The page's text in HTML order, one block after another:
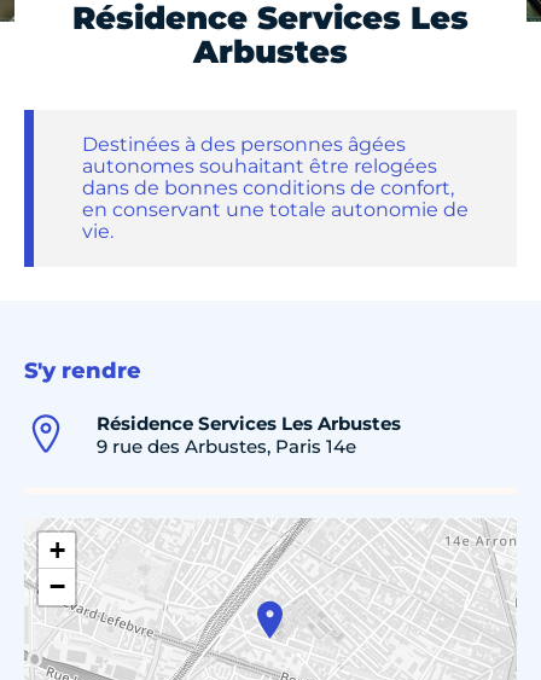
Résidence Services Les
Arbustes
Destinées à des personnes âgées
autonomes souhaitant être relogées
dans de bonnes conditions de confort,
en conservant une totale autonomie de
vie.
S'y rendre
Résidence Services Les Arbustes
9 rue des Arbustes, Paris 14e
+
−